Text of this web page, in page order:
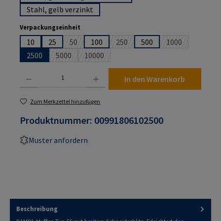
Stahl, gelb verzinkt
Verpackungseinheit
10 25 50(Diese Option ist zurzeit nicht verfügbar.)
100 250(Diese Option ist zurzeit nicht
500 1000(Diese Option
2500 5000(Diese Option ist zurzeit nicht verfügbar.)
10000(Diese Option ist zurzeit nicht verfügbar.)
In den Warenkorb
Zum Merkzettel hinzufügen
Produktnummer: 00991806102500
Muster anfordern
Beschreibung